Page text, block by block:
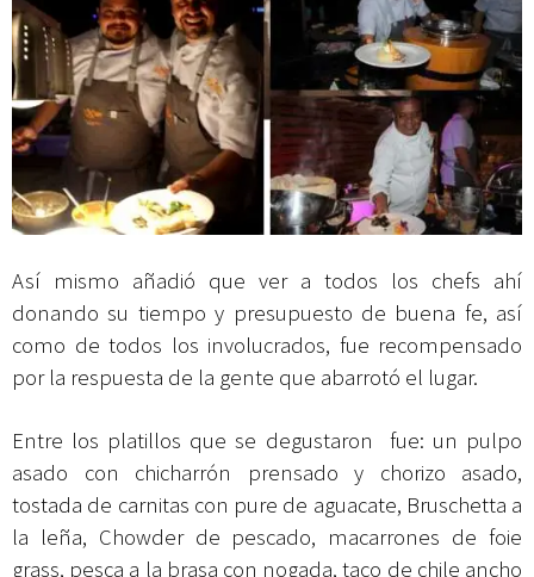
Así mismo añadió que ver a todos los chefs ahí
donando su tiempo y presupuesto de buena fe, así
como de todos los involucrados, fue recompensado
por la respuesta de la gente que abarrotó el lugar.
Entre los platillos que se degustaron fue: un pulpo
asado con chicharrón prensado y chorizo asado,
tostada de carnitas con pure de aguacate, Bruschetta a
la leña, Chowder de pescado, macarrones de foie
grass, pesca a la brasa con nogada, taco de chile ancho